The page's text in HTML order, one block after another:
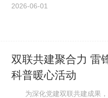
2026-06-01
双联共建聚合力 雷
科普暖心活动
为深化党建双联共建成果，